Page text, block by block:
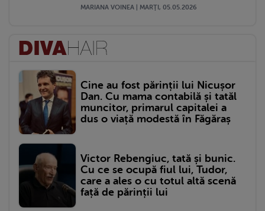
MARIANA VOINEA | MARŢI, 05.05.2026
Cine au fost părinții lui Nicușor
Dan. Cu mama contabilă și tatăl
muncitor, primarul capitalei a
dus o viață modestă în Făgăraș
Victor Rebengiuc, tată și bunic.
Cu ce se ocupă fiul lui, Tudor,
care a ales o cu totul altă scenă
față de părinții lui